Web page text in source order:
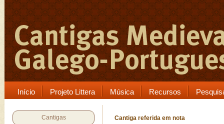
Início Projeto Littera Música Recursos
Cantigas Cantiga referida em nota